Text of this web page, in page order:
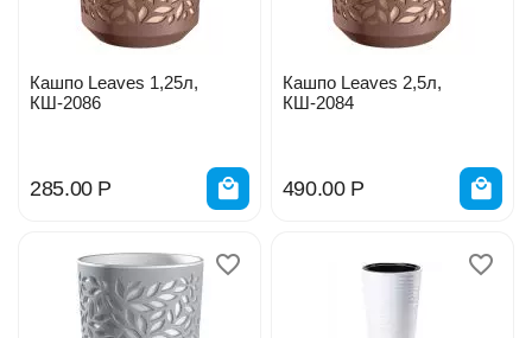
Кашпо Leaves 1,25л,
КШ-2086
285.00 Р
Кашпо Leaves 2,5л,
КШ-2084
490.00 Р